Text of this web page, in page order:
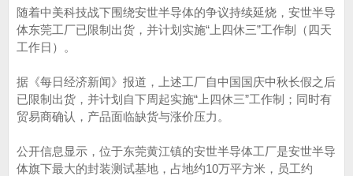
随着中美科技战下围绕安世半导体的争议持续延烧，安世半导
体东莞工厂已限制出货，并计划实施“上四休三”工作制（四天
工作日）。
据《每日经济新闻》报道，上述工厂自中国国庆中秋长假之后
已限制出货，并计划自下周起实施“上四休三”工作制；同时有
贸易商确认，产品面临缺货与涨价压力。
公开信息显示，位于东莞黄江镇的安世半导体工厂是安世半导
体旗下最大的封装测试基地，占地约10万平方米，员工约